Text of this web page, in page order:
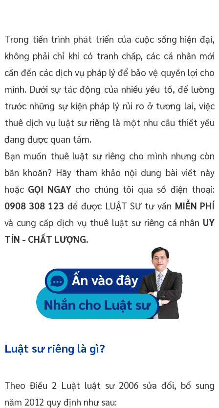
Trong tiến trình phát triển của cuộc sống hiện đại,
không phải chỉ khi có tranh chấp, các cá nhân mới
cần đến các dịch vụ pháp lý để bảo vệ quyền lợi cho
mình. Dưới sự tác động của nhiều yếu tố, để lường
trước những sự kiện pháp lý rủi ro ở tương lai, việc
thuê dịch vụ luật sư riêng là một nhu cầu thiết yếu
đang được quan tâm.
Bạn muốn thuê luật sư riêng cho mình nhưng còn
băn khoăn? Hãy tham khảo nội dung bài viết này
hoặc GỌI NGAYcho chúng tôi qua số điện thoại:
0908 308 123 để được LUẬT SƯ tư vấn MIỄN PHÍ
và cung cấp dịch vụ thuê luật sư riêng cá nhân UY
TÍN - CHẤT LƯỢNG.
Luật sư riêng là gì?
Theo Điều 2 Luật luật sư 2006 sửa đổi, bổ sung
năm 2012 quy định như sau: